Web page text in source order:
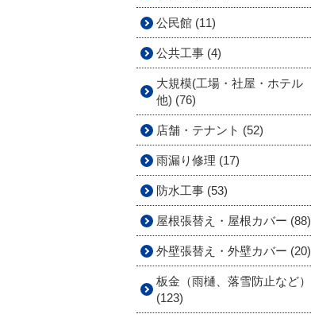
公民館 (11)
公共工事 (4)
大規模(工場・社屋・ホテル
他) (76)
店舗・テナント (52)
雨漏り修理 (17)
防水工事 (53)
屋根張替え・屋根カバー (88)
外壁張替え・外壁カバー (20)
板金（雨樋、落雪防止など）
(123)